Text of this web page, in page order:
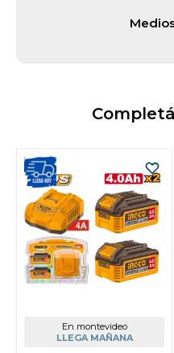
En montevideo
LLEGA MAÑANA